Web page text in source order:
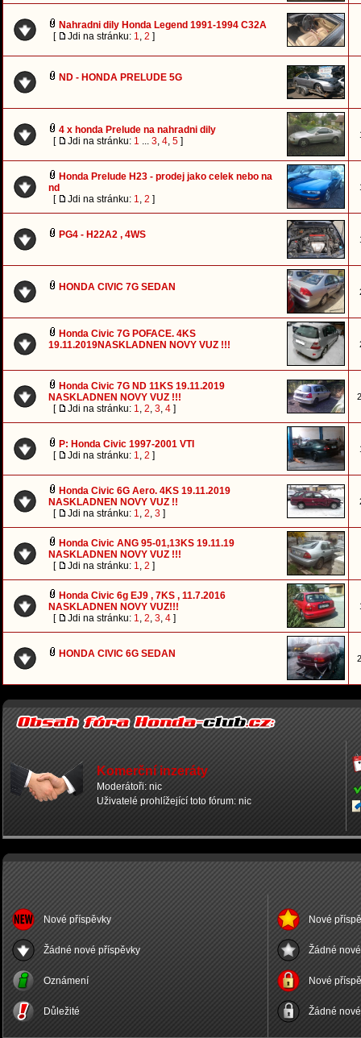
Nahradni dily Honda Legend 1991-1994 C32A
[
Jdi na stránku: 1, 2 ]
ND - HONDA PRELUDE 5G
4 x honda Prelude na nahradni dily
[
Jdi na stránku: 1 ... 3, 4, 5 ]
Honda Prelude H23 - prodej jako celek nebo na
nd
[
Jdi na stránku: 1, 2 ]
PG4 - H22A2 , 4WS
HONDA CIVIC 7G SEDAN
Honda Civic 7G POFACE. 4KS
19.11.2019NASKLADNEN NOVY VUZ !!!
Honda Civic 7G ND 11KS 19.11.2019
NASKLADNEN NOVY VUZ !!!
[
Jdi na stránku: 1, 2, 3, 4 ]
P: Honda Civic 1997-2001 VTI
[
Jdi na stránku: 1, 2 ]
Honda Civic 6G Aero. 4KS 19.11.2019
NASKLADNEN NOVY VUZ !!
[
Jdi na stránku: 1, 2, 3 ]
Honda Civic ANG 95-01,13KS 19.11.19
NASKLADNEN NOVY VUZ !!!
[
Jdi na stránku: 1, 2 ]
Honda Civic 6g EJ9 , 7KS , 11.7.2016
NASKLADNEN NOVY VUZ!!!
[
Jdi na stránku: 1, 2, 3, 4 ]
HONDA CIVIC 6G SEDAN
Komerční inzeráty
Moderátoři: nic
Uživatelé prohlížející toto fórum: nic
Nové příspěvky
Žádné nové příspěvky
Oznámení
Důležité
Nové
Žádné
Nové
Žádné